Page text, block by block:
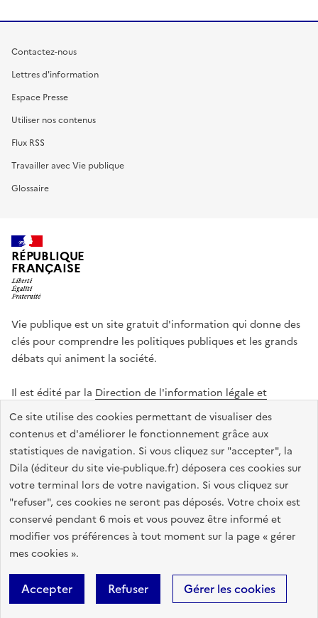
Ce site utilise des cookies permettant de visualiser des
contenus et d'améliorer le fonctionnement grâce aux
statistiques de navigation. Si vous cliquez sur "accepter", la
Dila (éditeur du site vie-publique.fr) déposera ces cookies sur
votre terminal lors de votre navigation. Si vous cliquez sur
"refuser", ces cookies ne seront pas déposés. Votre choix est
conservé pendant 6 mois et vous pouvez être informé et
modifier vos préférences à tout moment sur la page « gérer
mes cookies ».
Accepter Refuser Gérer les cookies
Contactez-nous
Lettres d'information
Espace Presse
Utiliser nos contenus
Flux RSS
Travailler avec Vie publique
Glossaire
RÉPUBLIQUE
FRANÇAISE
Vie publique est un site gratuit d'information qui donne des
clés pour comprendre les politiques publiques et les grands
débats qui animent la société.
Il est édité par la Direction de l'information légale et
administrative
legifrance.gouv.fr info.gouv.fr
data.gouv.fr
service-public.gouv.fr
Accessibilité : totalement conforme
Données personnelles
Sauf mention contraire, tous les textes de ce site sont sous